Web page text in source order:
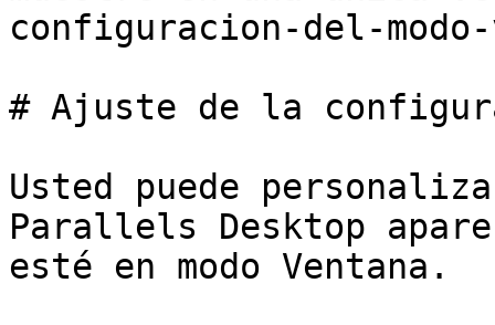
configuracion-del-
# Ajuste de la
Usted puede
Parallels Desktop
esté en modo Ventana.